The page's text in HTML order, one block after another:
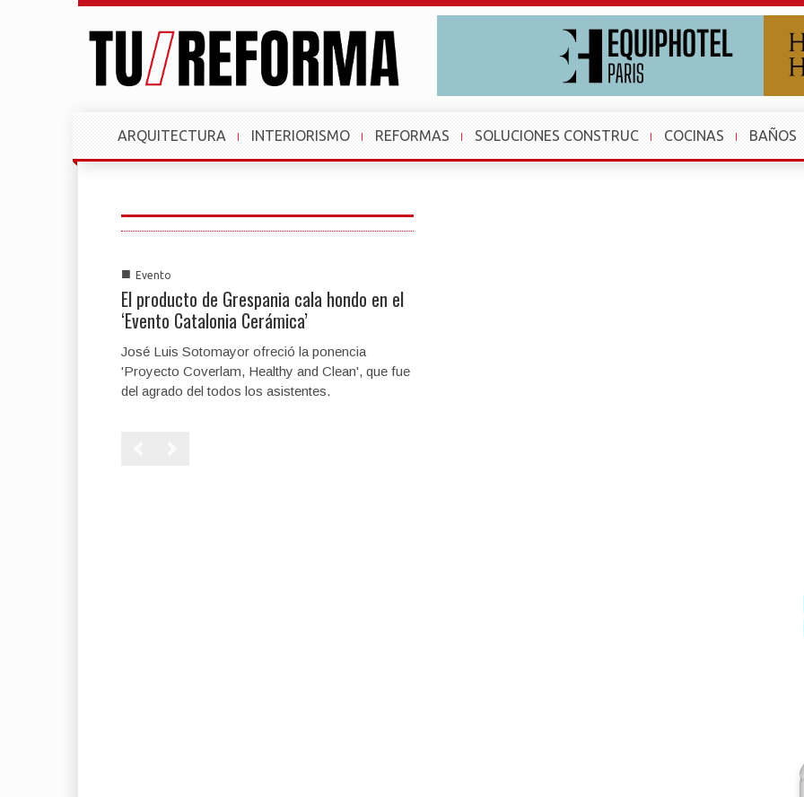
ARQUITECTURA INTERIORISMO REFORMAS SOLUCIONES CONSTRUC COCINAS BAÑOS
■ Evento
El producto de Grespania cala hondo en el
‘Evento Catalonia Cerámica’
José Luis Sotomayor ofreció la ponencia
'Proyecto Coverlam, Healthy and Clean', que fue
del agrado del todos los asistentes.